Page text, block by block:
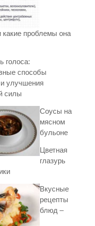
какие проблемы она
голоса:
способы
и улучшения
силы
Соусы на
мясном
бульоне
Цветная
глазурь
Вкусные
рецепты
блюд –